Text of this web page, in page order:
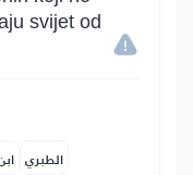
svijet od
الطبري